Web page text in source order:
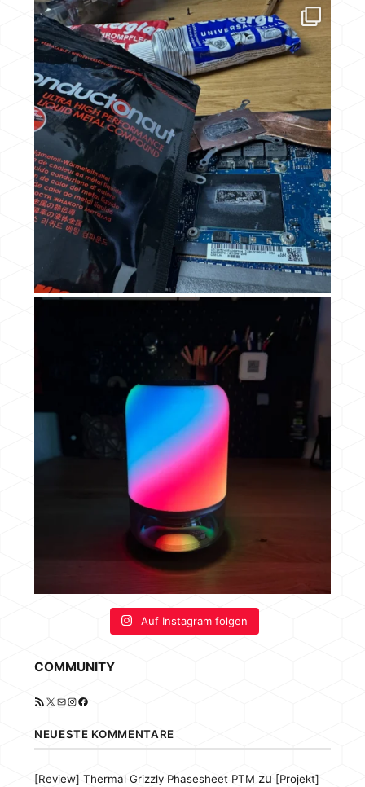
Auf Instagram folgen
COMMUNITY
RSS-Feed
X E-MailInstagram
Facebook
NEUESTE KOMMENTARE
[Review] Thermal Grizzly Phasesheet PTM zu [Projekt]